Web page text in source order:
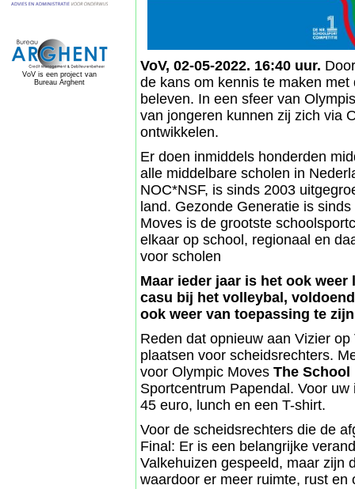
VoV is een project van
Bureau Arghent
VoV, 02-05-2022. 16:40 uur.
de kans om kennis te maken
beleven. In een sfeer van
van jongeren kunnen zij zich via
ontwikkelen.
Er doen inmiddels honderden
alle middelbare scholen in
NOC*NSF, is sinds 2003
land. Gezonde Generatie is
Moves is de grootste
elkaar op school, regionaal en
voor scholen
Maar ieder jaar is het ook
casu bij het volleybal,
ook weer van toepassing te
Reden dat opnieuw aan Vizier
plaatsen voor scheidsrechters.
voor Olympic Moves The School
Sportcentrum Papendal. Voor
45 euro, lunch en een T-shirt.
Voor de scheidsrechters die de
Final: Er is een belangrijke
Valkehuizen gespeeld, maar zijn
waardoor er meer ruimte, rust